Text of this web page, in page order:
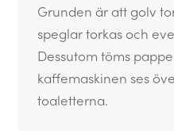
Grunden är att golv
speglar torkas och
Dessutom töms
kaffemaskinen ses
toaletterna.